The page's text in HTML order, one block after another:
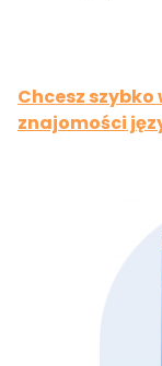
Chcesz
znajomości